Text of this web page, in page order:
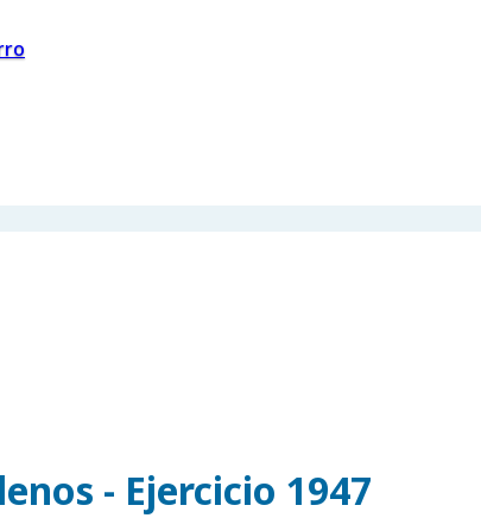
- Ejercicio 1947